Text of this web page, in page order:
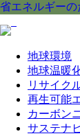
地球の今と未来に
地球環境
地球温暖
リサイク
再生可能
カーボン
サステナ
省エネルギーの
省エネルギーの
省エネルギーの
省エネルギーの
省エネルギーの
省エネルギーの
省エネルギーの
省エネルギーの
省エネルギーの